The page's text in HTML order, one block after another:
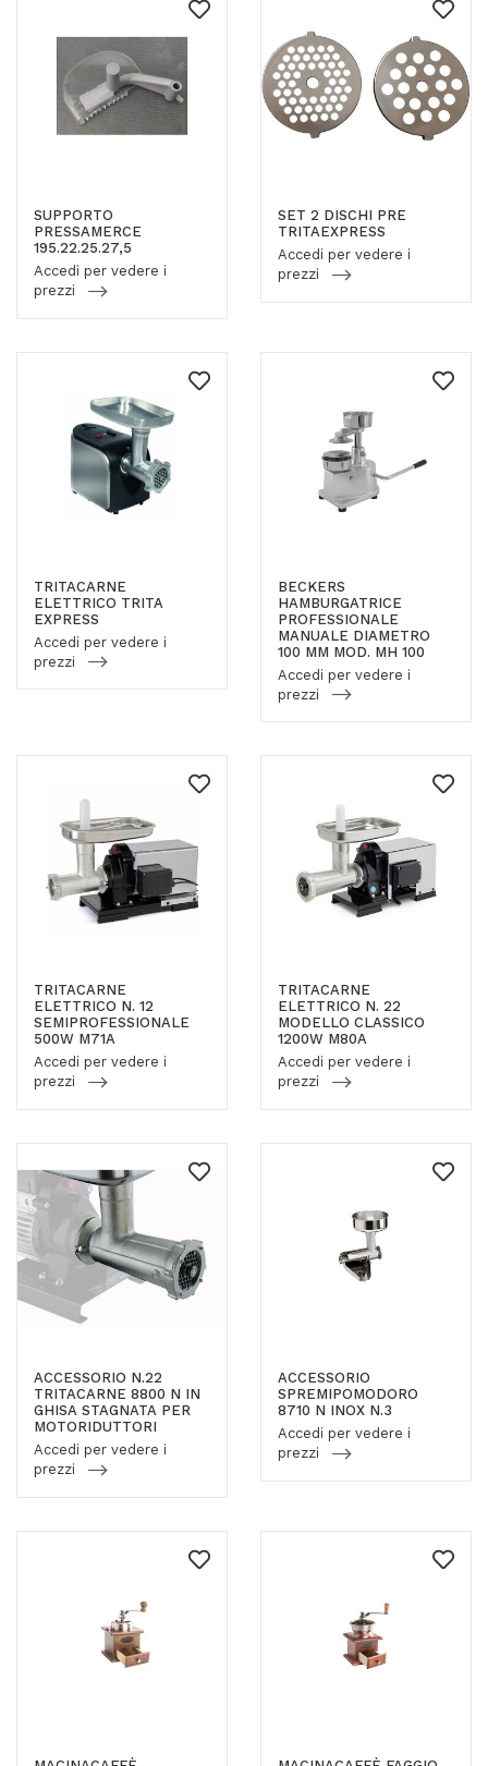
SUPPORTO
PRESSAMERCE
195.22.25.27,5
Accedi per vedere i
prezzi
SET 2 DISCHI PRE
TRITAEXPRESS
Accedi per vedere i
prezzi
TRITACARNE
ELETTRICO TRITA
EXPRESS
Accedi per vedere i
prezzi
BECKERS
HAMBURGATRICE
PROFESSIONALE
MANUALE DIAMETRO
100 MM MOD. MH 100
Accedi per vedere i
prezzi
TRITACARNE
ELETTRICO N. 12
SEMIPROFESSIONALE
500W M71A
Accedi per vedere i
prezzi
TRITACARNE
ELETTRICO N. 22
MODELLO CLASSICO
1200W M80A
Accedi per vedere i
prezzi
ACCESSORIO N.22
TRITACARNE 8800 N IN
GHISA STAGNATA PER
MOTORIDUTTORI
Accedi per vedere i
prezzi
ACCESSORIO
SPREMIPOMODORO
8710 N INOX N.3
Accedi per vedere i
prezzi